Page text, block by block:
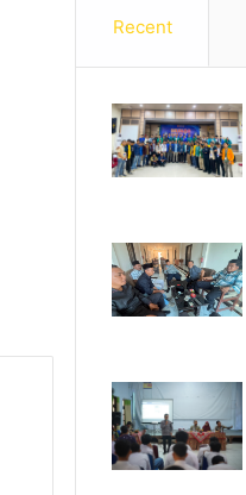
Recent